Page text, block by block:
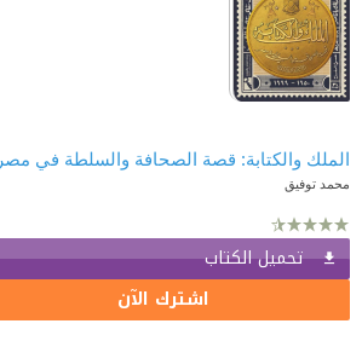
محمد توفيق
تحميل الكتاب
اشترك الآن